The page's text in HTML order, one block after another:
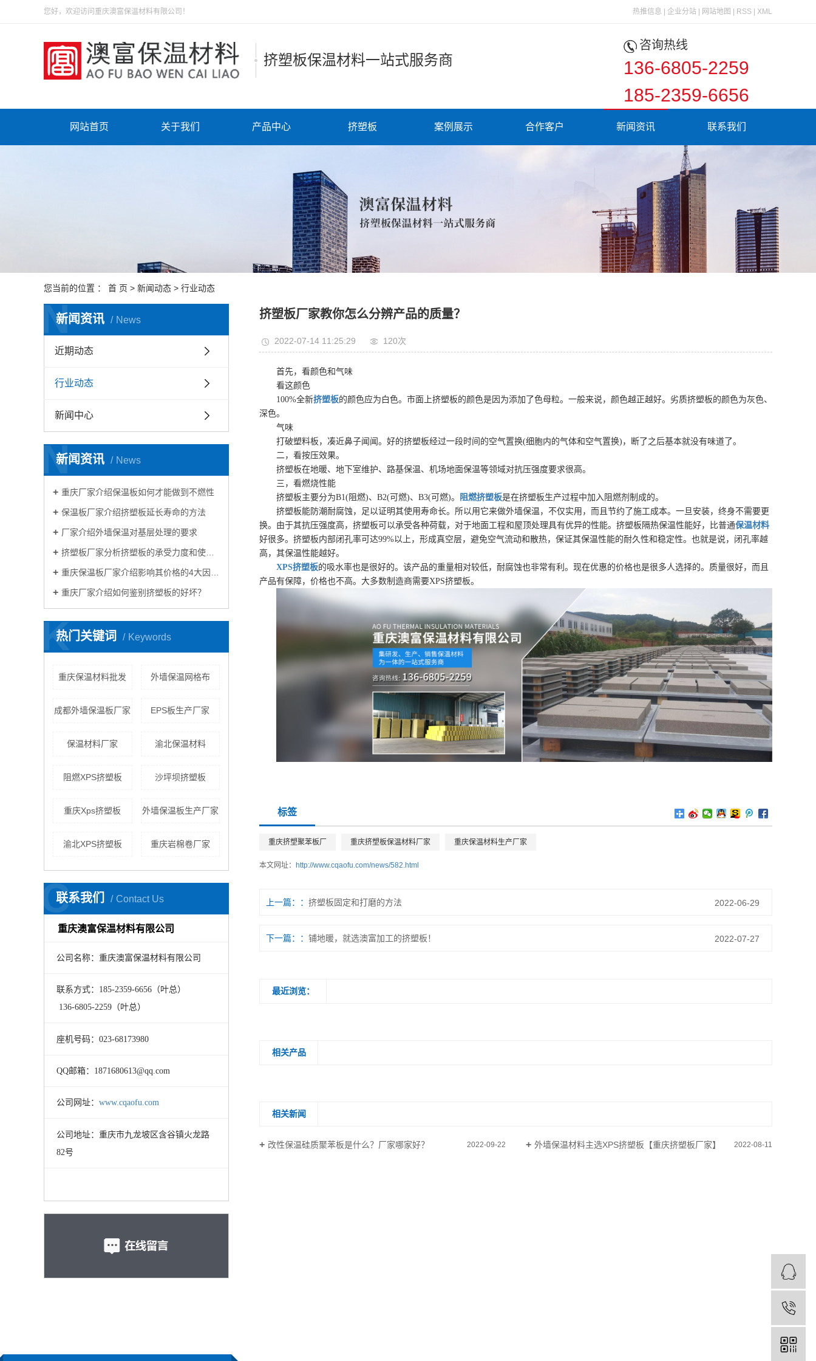
您好，欢迎访问重庆澳富保温材料有限公司！ 热推信息 企业分站 网站地图 RSS XML
挤塑板保温材料一站式服务商
咨询热线
136-6805-2259
185-2359-6656
网站首页 关于我们 产品中心 挤塑板 案例展示 合作客户 新闻资讯 联系我们
您当前的位置 ： 首 页 > 新闻动态 > 行业动态
新闻资讯 News
N
近期动态
行业动态
新闻中心
新闻资讯 News
N
重庆厂家介绍保温板如何才能做到不燃性
保温板厂家介绍挤塑板延长寿命的方法
厂家介绍外墙保温对基层处理的要求
挤塑板厂家分析挤塑板的承受力度和使用？
重庆保温板厂家介绍影响其价格的4大因素？
重庆厂家介绍如何鉴别挤塑板的好坏？
热门关键词 Keywords
K
重庆保温材料批发 外墙保温网格布
成都外墙保温板厂家 EPS板生产厂家
保温材料厂家 渝北保温材料
阻燃XPS挤塑板 沙坪坝挤塑板
重庆Xps挤塑板 外墙保温板生产厂家
渝北XPS挤塑板 重庆岩棉卷厂家
联系我们 Contact Us
C
重庆澳富保温材料有限公司
公司名称：重庆澳富保温材料有限公司
联系方式：185-2359-6656（叶总）
136-6805-2259（叶总）
座机号码：023-68173980
QQ邮箱：1871680613@qq.com
公司网址： www.cqaofu.com
公司地址：重庆市九龙坡区含谷镇火龙路
82号
挤塑板厂家教你怎么分辨产品的质量？
2022-07-14 11:25:29 120次
首先，看颜色和气味
看这颜色
100%全新挤塑板的颜色应为白色。市面上挤塑板的颜色是因为添加了色母粒。一般来说，颜色越正越好。劣质挤塑板的颜色为灰色、
深色。
气味
打破塑料板，凑近鼻子闻闻。好的挤塑板经过一段时间的空气置换(细胞内的气体和空气置换)，断了之后基本就没有味道了。
二，看按压效果。
挤塑板在地暖、地下室维护、路基保温、机场地面保温等领域对抗压强度要求很高。
三，看燃烧性能
挤塑板主要分为B1(阻燃)、B2(可燃)、B3(可燃)。
阻燃挤塑板是在挤塑板生产过程中加入阻燃剂制成的。
挤塑板能防潮耐腐蚀，足以证明其使用寿命长。所以用它来做外墙保温，不仅实用，而且节约了施工成本。一旦安装，终身不需要更
换。由于其抗压强度高，挤塑板可以承受各种荷载，对于地面工程和屋顶处理具有优异的性能。挤塑板隔热保温性能好，比普通保温材料
好很多。挤塑板内部闭孔率可达99%以上，形成真空层，避免空气流动和散热，保证其保温性能的耐久性和稳定性。也就是说，闭孔率越
高，其保温性能越好。
XPS挤塑板的吸水率也是很好的。该产品的重量相对较低，耐腐蚀也非常有利。现在优惠的价格也是很多人选择的。质量很好，而且
产品有保障，价格也不高。大多数制造商需要XPS挤塑板。
标签
重庆挤塑聚苯板厂 重庆挤塑板保温材料厂家 重庆保温材料生产厂家
本文网址： http://www.cqaofu.com/news/582.html
上一篇： 挤塑板固定和打磨的方法 2022-06-29
下一篇： 铺地暖，就选澳富加工的挤塑板！ 2022-07-27
最近浏览：
相关产品
相关新闻
改性保温硅质聚苯板是什么？厂家哪家好？ 2022-09-22 外墙保温材料主选XPS挤塑板【重庆挤塑板厂家】 2022-08-11